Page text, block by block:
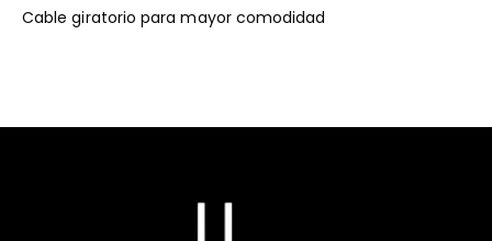
Cable giratorio para mayor comodidad